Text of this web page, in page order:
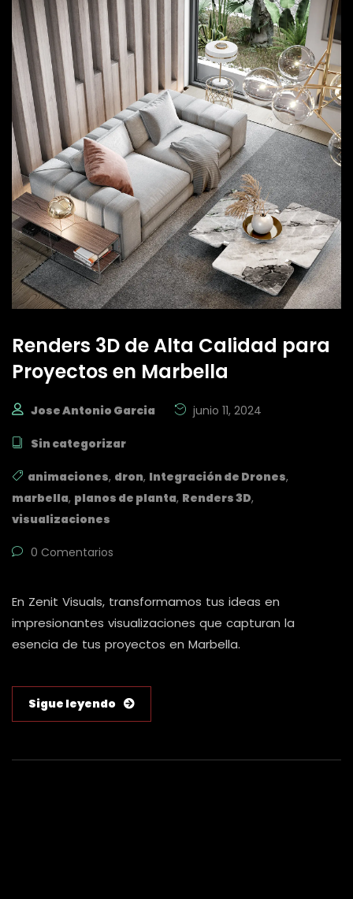
Renders 3D de Alta Calidad para
Proyectos en Marbella
Jose Antonio Garcia junio 11, 2024
Sin categorizar
animaciones, dron, Integración de Drones,
marbella, planos de planta, Renders 3D,
visualizaciones
0 Comentarios
En Zenit Visuals, transformamos tus ideas en
impresionantes visualizaciones que capturan la
esencia de tus proyectos en Marbella.
Sigue leyendo